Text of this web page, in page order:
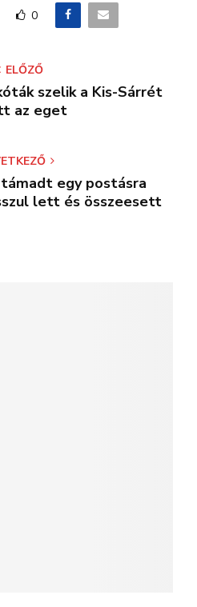
0
ELŐZŐ
szelik a Kis-Sárrét
az eget
egy postásra
lett és összeesett